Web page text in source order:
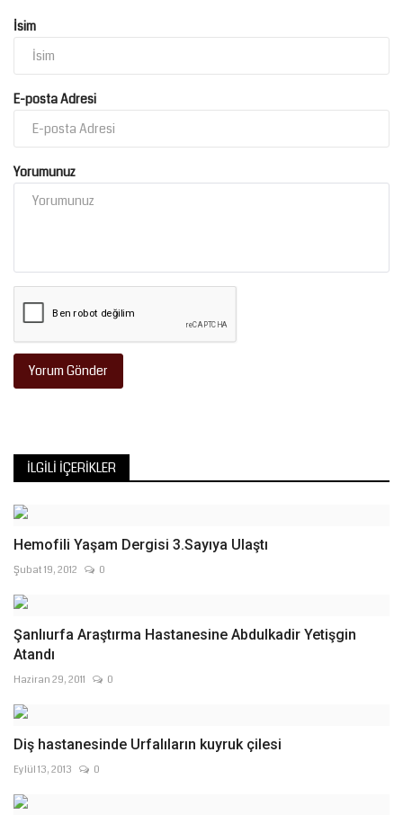
İletişim
İsim
E-posta Adresi
Yorumunuz
Yorum Gönder
İLGILI İÇERIKLER
Hemofili Yaşam Dergisi 3.Sayıya Ulaştı
Şubat 19, 2012 0
Şanlıurfa Araştırma Hastanesine Abdulkadir Yetişgin
Atandı
Haziran 29, 2011 0
Diş hastanesinde Urfalıların kuyruk çilesi
Eylül 13, 2013 0